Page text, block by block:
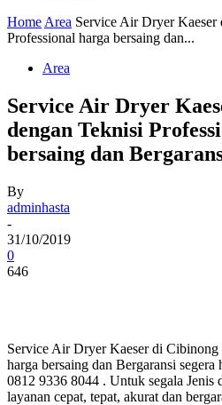
Home Area Service Air Dryer
Professional harga bersaing dan...
Area
Service Air Dryer
dengan Teknisi
bersaing dan
By
adminhasta
-
31/10/2019
0
646
Service Air Dryer Kaeser di Cibinong
harga bersaing dan Bergaransi
0812 9336 8044 . Untuk segala
layanan cepat, tepat, akurat dan